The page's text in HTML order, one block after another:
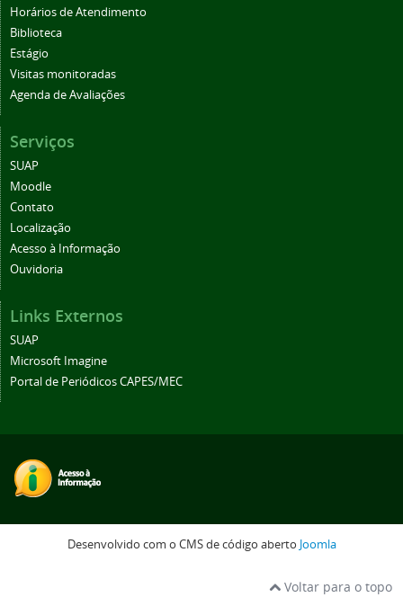
Horários de Atendimento
Biblioteca
Estágio
Visitas monitoradas
Agenda de Avaliações
Serviços
SUAP
Moodle
Contato
Localização
Acesso à Informação
Ouvidoria
Links Externos
SUAP
Microsoft Imagine
Portal de Periódicos CAPES/MEC
Desenvolvido com o CMS de código aberto Joomla
Voltar para o topo